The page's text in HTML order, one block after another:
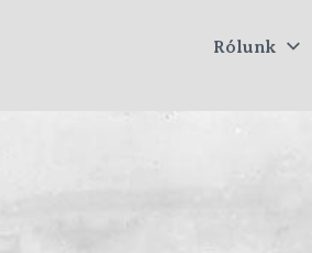
Rólunk